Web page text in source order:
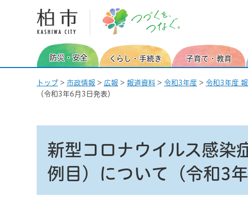
柏市 つづくを、つなぐ。
防災・安全 くらし・手続き 子育て・教育
トップ > 市政情報 > 広報 > 報道資料 > 令和3年度 > 令和3年度
（令和3年6月3日発表）
新型コロナウイルス感
例目）について（令和3